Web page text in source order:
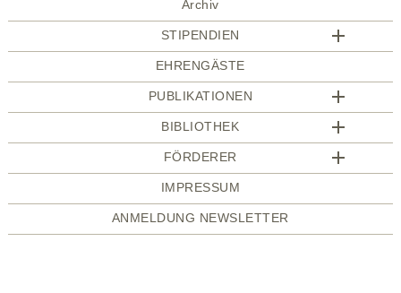
Archiv
STIPENDIEN
EHRENGÄSTE
PUBLIKATIONEN
BIBLIOTHEK
FÖRDERER
IMPRESSUM
ANMELDUNG NEWSLETTER